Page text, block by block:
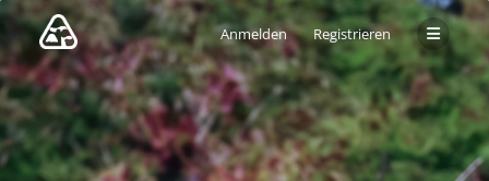
Anmelden Registrieren